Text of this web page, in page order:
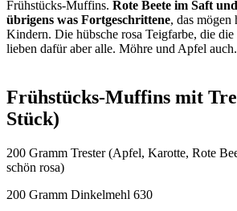
Frühstücks-Muffins. Rote Beete im Saft
übrigens was Fortgeschrittene, das
Kindern. Die hübsche rosa Teigfarbe, die die
lieben dafür aber alle. Möhre und Apfel auch.
Frühstücks-Muffins mit
Stück)
200 Gramm Trester (Apfel, Karotte, Rote
schön rosa)
200 Gramm Dinkelmehl 630